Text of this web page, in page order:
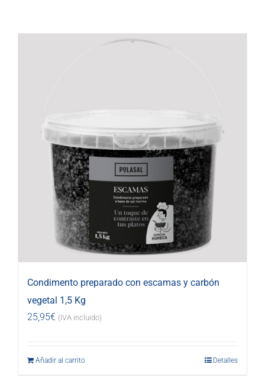
Condimento preparado con escamas y carbón
vegetal 1,5 Kg
25,95€ (IVA incluido)
Añadir al carrito Detalles